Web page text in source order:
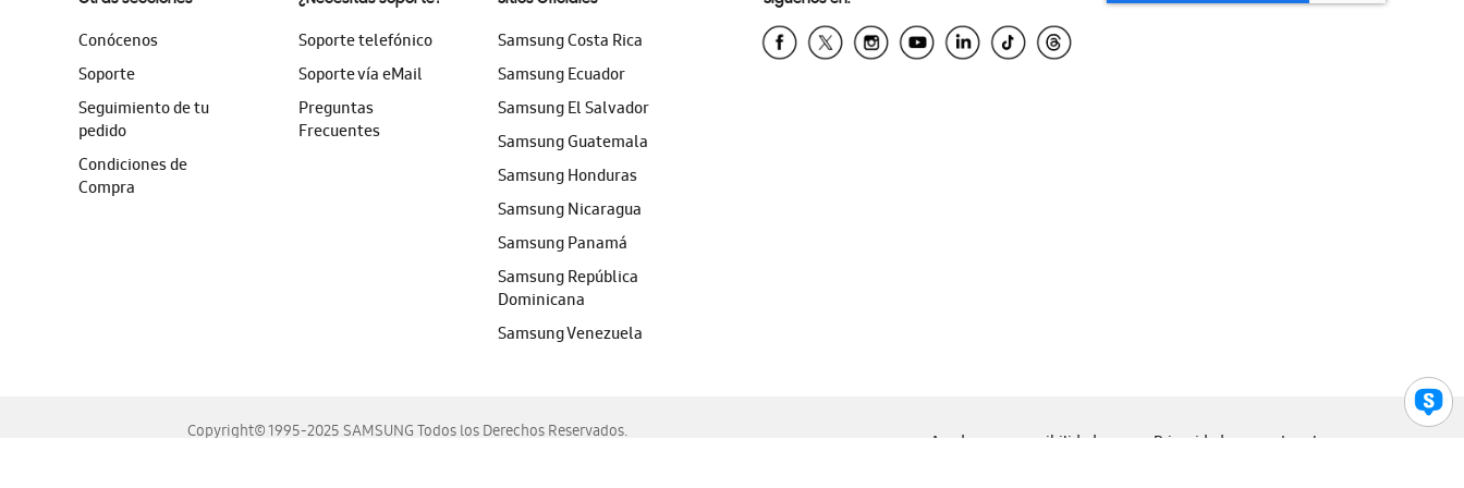
Conócenos
Soporte
Seguimiento de tu
pedido
Condiciones de
Compra
Soporte telefónico
Soporte vía eMail
Preguntas
Frecuentes
Samsung Costa Rica
Samsung Ecuador
Samsung El Salvador
Samsung Guatemala
Samsung Honduras
Samsung Nicaragua
Samsung Panamá
Samsung República
Dominicana
Samsung Venezuela
Copyright© 1995-2025 SAMSUNG Todos los Derechos Reservados.
Ayuda para accesibilidad Privacidad Legal